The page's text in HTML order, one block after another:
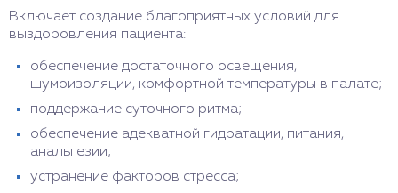
Включает создание благоприятных условий для
выздоровления пациента:
обеспечение достаточного освещения,
шумоизоляции, комфортной температуры в палате;
поддержание суточного ритма;
обеспечение адекватной гидратации, питания,
анальгезии;
устранение факторов стресса;